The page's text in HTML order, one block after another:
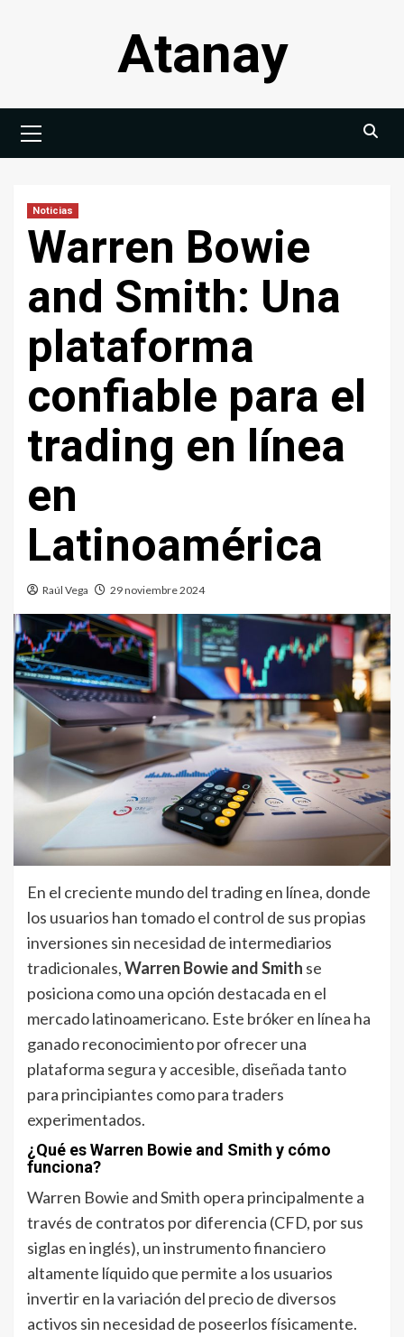
Atanay
principal
Noticias
Warren Bowie
and Smith: Una
plataforma
confiable para el
trading en línea
en
Latinoamérica
Raúl Vega 29 noviembre 2024
En el creciente mundo del trading en línea, donde
los usuarios han tomado el control de sus propias
inversiones sin necesidad de intermediarios
tradicionales,Warren Bowie and Smith se
posiciona como una opción destacada en el
mercado latinoamericano. Este bróker en línea ha
ganado reconocimiento por ofrecer una
plataforma segura y accesible, diseñada tanto
para principiantes como para traders
experimentados.
¿Qué es Warren Bowie and Smith y cómo
funciona?
Warren Bowie and Smith opera principalmente a
través de contratos por diferencia (CFD, por sus
siglas en inglés), un instrumento financiero
altamente líquido que permite a los usuarios
invertir en la variación del precio de diversos
activos sin necesidad de poseerlos físicamente.